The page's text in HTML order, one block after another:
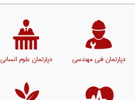
دپارتمان فنی مهندسی دپارتمان علوم انسانی